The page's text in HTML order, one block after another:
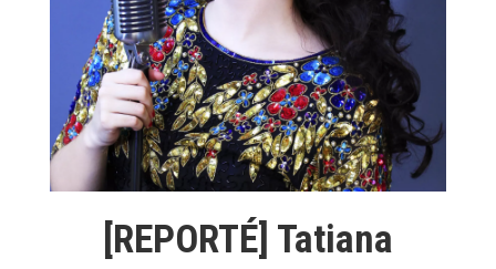
[REPORTÉ] Tatiana